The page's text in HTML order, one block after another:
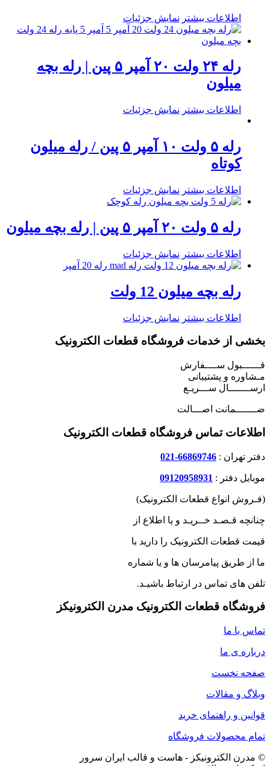
اطلاعات بیشتر نمایش جزئیات
رله ۲۴ ولت ۲۰ آمپر ۵ پین | رله بچه
میلون
اطلاعات بیشتر نمایش جزئیات
رله ۵ ولت ۱۰ آمپر ۵ پین / رله میلون
کوتاه
اطلاعات بیشتر نمایش جزئیات
رله ۵ ولت ۲۰ آمپر ۵ پین | رله بچه میلون
اطلاعات بیشتر نمایش جزئیات
رله بچه میلون 12 ولت
اطلاعات بیشتر نمایش جزئیات
بخشی از خدمات فروشگاه قطعات الکترونیک
قــــــبول ســــفارش
مـشاوره و پشتیبانی
ارســـــــال ســـریـع
ضـــــــمانت اصـــالت
اطلاعات تماس فروشگاه قطعات الکترونیک
دفتر تهران : 66869746-021
موبایل دفتر : 09120958931
(فـروش انواع قطعات الکترونیک)
چنانچه قـصـد خــریـد و یا اطلاع از
قیمت قطعات الکترونیک را دارید با
ما از طریق پیامرسان ها و یا شماره
تلفن های تماس در ارتباط باشیـد.
فروشگاه قطعات الکترونیک مدرن الکترونیکز
تماس با ما
درباره ی ما
صفحه نخست
وبلاگ و مقالات
قوانین و راهنمای خرید
تمام محصولات فروشگاه
© مدرن الکترونیکز - هاست و قالب ایران سرور